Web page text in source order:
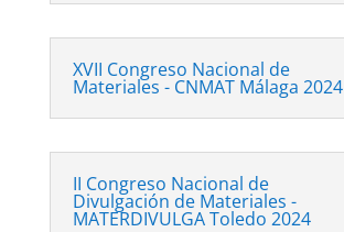
XVII Congreso Nacional de
Materiales - CNMAT Málaga 2024
II Congreso Nacional de
Divulgación de Materiales -
MATERDIVULGA Toledo 2024